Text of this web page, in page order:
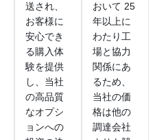
送され、
お客様に
安心でき
る購入体
験を提供
し、当社
の高品質
なオプシ
ョンへの
おいて 25
年以上に
わたり工
場と協力
関係にあ
るため、
当社の価
格は他の
調達会社